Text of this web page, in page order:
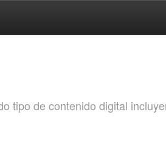
tipo de contenido digital